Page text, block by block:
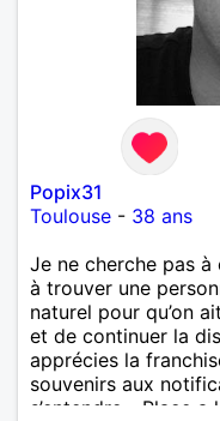
Popix31
Toulouse - 38 ans
​Je ne cherche pas
à trouver une
naturel pour qu’on
et de continuer la
apprécies la
souvenirs aux
s’entendre... Place